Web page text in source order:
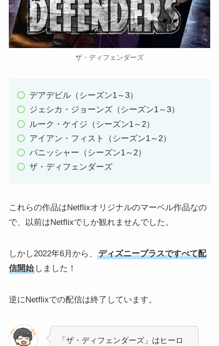
ザ・ディフェンダーズ
デアデビル（シーズン1～3）
ジェシカ・ジョーンズ（シーズン1～3）
ルーク・ケイジ（シーズン1～2）
アイアン・フィスト（シーズン1～2）
パニッシャー（シーズン1～2）
ザ・ディフェンダーズ
これらの作品はNetflixオリジナルのマーベル作品なの
で、以前はNetflixでしか観れませんでした。
しかし2022年6月から、
ディズニープラスですべて配
信開始しました！
逆にNetflixでの配信は終了しています。
「ザ・ディフェンダーズ」はヒーロ